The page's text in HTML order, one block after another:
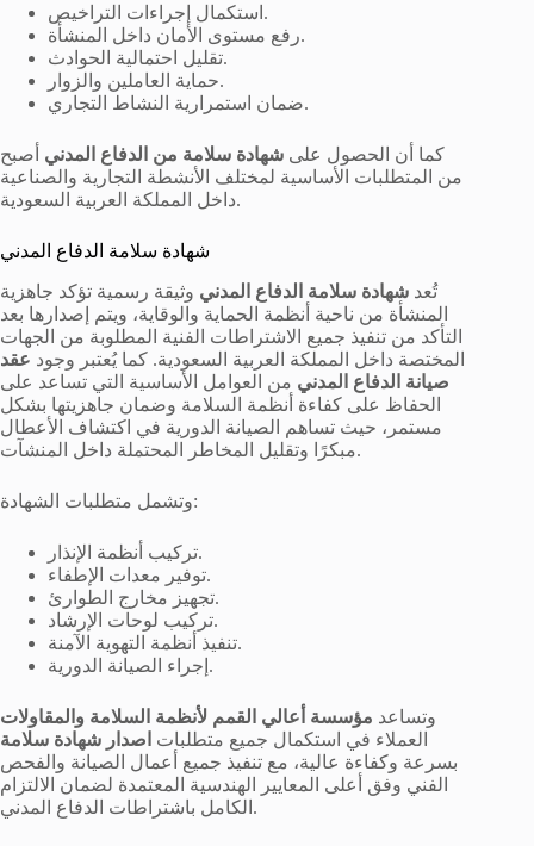
استكمال إجراءات التراخيص.
رفع مستوى الأمان داخل المنشأة.
تقليل احتمالية الحوادث.
حماية العاملين والزوار.
ضمان استمرارية النشاط التجاري.
كما أن الحصول على شهادة سلامة من الدفاع المدني أصبح
من المتطلبات الأساسية لمختلف الأنشطة التجارية والصناعية
داخل المملكة العربية السعودية.
شهادة سلامة الدفاع المدني
تُعد شهادة سلامة الدفاع المدني وثيقة رسمية تؤكد جاهزية
المنشأة من ناحية أنظمة الحماية والوقاية، ويتم إصدارها بعد
التأكد من تنفيذ جميع الاشتراطات الفنية المطلوبة من الجهات
المختصة داخل المملكة العربية السعودية. كما يُعتبر وجود عقد
صيانة الدفاع المدني من العوامل الأساسية التي تساعد على
الحفاظ على كفاءة أنظمة السلامة وضمان جاهزيتها بشكل
مستمر، حيث تساهم الصيانة الدورية في اكتشاف الأعطال
مبكرًا وتقليل المخاطر المحتملة داخل المنشآت.
وتشمل متطلبات الشهادة:
تركيب أنظمة الإنذار.
توفير معدات الإطفاء.
تجهيز مخارج الطوارئ.
تركيب لوحات الإرشاد.
تنفيذ أنظمة التهوية الآمنة.
إجراء الصيانة الدورية.
وتساعد مؤسسة أعالي القمم لأنظمة السلامة والمقاولات
العملاء في استكمال جميع متطلبات اصدار شهادة سلامة
بسرعة وكفاءة عالية، مع تنفيذ جميع أعمال الصيانة والفحص
الفني وفق أعلى المعايير الهندسية المعتمدة لضمان الالتزام
الكامل باشتراطات الدفاع المدني.